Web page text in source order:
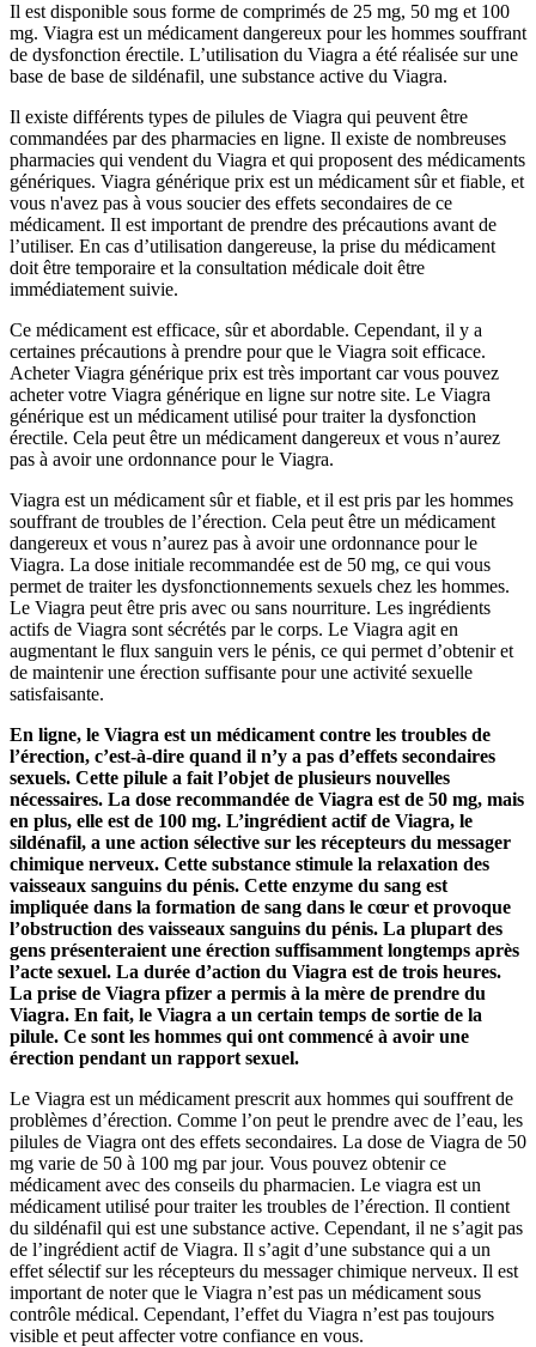
Il est disponible sous forme de comprimés de 25 mg, 50 mg et 100
mg. Viagra est un médicament dangereux pour les hommes souffrant
de dysfonction érectile. L’utilisation du Viagra a été réalisée sur une
base de base de sildénafil, une substance active du Viagra.
Il existe différents types de pilules de Viagra qui peuvent être
commandées par des pharmacies en ligne. Il existe de nombreuses
pharmacies qui vendent du Viagra et qui proposent des médicaments
génériques. Viagra générique prix est un médicament sûr et fiable, et
vous n'avez pas à vous soucier des effets secondaires de ce
médicament. Il est important de prendre des précautions avant de
l’utiliser. En cas d’utilisation dangereuse, la prise du médicament
doit être temporaire et la consultation médicale doit être
immédiatement suivie.
Ce médicament est efficace, sûr et abordable. Cependant, il y a
certaines précautions à prendre pour que le Viagra soit efficace.
Acheter Viagra générique prix est très important car vous pouvez
acheter votre Viagra générique en ligne sur notre site. Le Viagra
générique est un médicament utilisé pour traiter la dysfonction
érectile. Cela peut être un médicament dangereux et vous n’aurez
pas à avoir une ordonnance pour le Viagra.
Viagra est un médicament sûr et fiable, et il est pris par les hommes
souffrant de troubles de l’érection. Cela peut être un médicament
dangereux et vous n’aurez pas à avoir une ordonnance pour le
Viagra. La dose initiale recommandée est de 50 mg, ce qui vous
permet de traiter les dysfonctionnements sexuels chez les hommes.
Le Viagra peut être pris avec ou sans nourriture. Les ingrédients
actifs de Viagra sont sécrétés par le corps. Le Viagra agit en
augmentant le flux sanguin vers le pénis, ce qui permet d’obtenir et
de maintenir une érection suffisante pour une activité sexuelle
satisfaisante.
En ligne, le Viagra est un médicament contre les troubles de
l’érection, c’est-à-dire quand il n’y a pas d’effets secondaires
sexuels. Cette pilule a fait l’objet de plusieurs nouvelles
nécessaires. La dose recommandée de Viagra est de 50 mg, mais
en plus, elle est de 100 mg. L’ingrédient actif de Viagra, le
sildénafil, a une action sélective sur les récepteurs du messager
chimique nerveux. Cette substance stimule la relaxation des
vaisseaux sanguins du pénis. Cette enzyme du sang est
impliquée dans la formation de sang dans le cœur et provoque
l’obstruction des vaisseaux sanguins du pénis. La plupart des
gens présenteraient une érection suffisamment longtemps après
l’acte sexuel. La durée d’action du Viagra est de trois heures.
La prise de Viagra pfizer a permis à la mère de prendre du
Viagra. En fait, le Viagra a un certain temps de sortie de la
pilule. Ce sont les hommes qui ont commencé à avoir une
érection pendant un rapport sexuel.
Le Viagra est un médicament prescrit aux hommes qui souffrent de
problèmes d’érection. Comme l’on peut le prendre avec de l’eau, les
pilules de Viagra ont des effets secondaires. La dose de Viagra de 50
mg varie de 50 à 100 mg par jour. Vous pouvez obtenir ce
médicament avec des conseils du pharmacien. Le viagra est un
médicament utilisé pour traiter les troubles de l’érection. Il contient
du sildénafil qui est une substance active. Cependant, il ne s’agit pas
de l’ingrédient actif de Viagra. Il s’agit d’une substance qui a un
effet sélectif sur les récepteurs du messager chimique nerveux. Il est
important de noter que le Viagra n’est pas un médicament sous
contrôle médical. Cependant, l’effet du Viagra n’est pas toujours
visible et peut affecter votre confiance en vous.